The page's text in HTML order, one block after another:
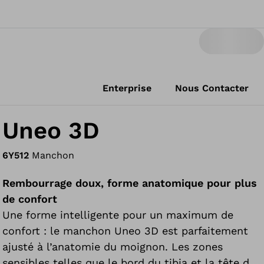
Enterprise Nous Contacter
Uneo 3D
6Y512 Manchon
Rembourrage doux, forme anatomique pour plus
de confort
Une forme intelligente pour un maximum de
confort : le manchon Uneo 3D est parfaitement
ajusté à l’anatomie du moignon. Les zones